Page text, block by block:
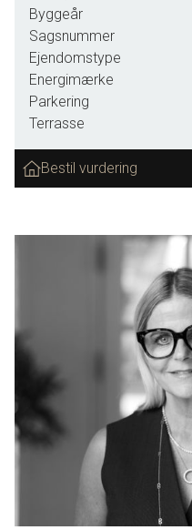
gårdhavemiljø med plads
spisebordsarrangement
Terrassen, som er
stor markise.
Det første man møder, når
er et flot lyst køkken/alrum
forbindelse med dejlig lys
helt fantastisk smukt
med direkte adgang til
terrassen. Flot
bruseniche, vaskesøjle
skabe.
Hele lejligheden har flotte
med gulvvarme. Endvidere
lejligheden samt et
Så ønsker du at bo lige i
Byggeår
Sagsnummer
Ejendomstype
Energimærke
Parkering
Terrasse
Bestil vurdering